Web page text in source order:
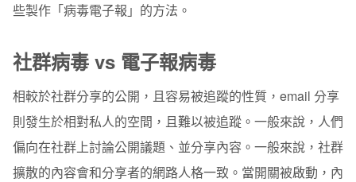
讓收件者知道，這封電子報不一樣
加入 call-to-action 按鈕並要求分享
專注在一件事情上
了解什麼形式的電子報最容易達成病毒擴散
些製作「病毒電子報」的方法。
社群病毒 vs 電子報病毒
相較於社群分享的公開，且容易被追蹤的性質，email 分享
則發生於相對私人的空間，且難以被追蹤。一般來說，人們
偏向在社群上討論公開議題、並分享內容。一般來說，社群
擴散的內容會和分享者的網路人格一致。當開關被啟動，內